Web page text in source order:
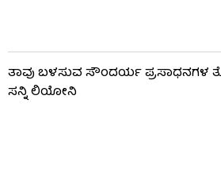
ತಾವು ಬಳಸುವ ಸೌಂದರ್ಯ ಪ್ರಸಾಧನಗಳ
ಸನ್ನಿ ಲಿಯೋನಿ